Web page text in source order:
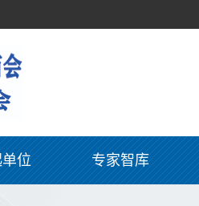
位 专家智库